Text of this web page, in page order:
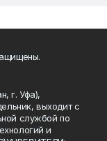
г. Уфа),
выходит с
службой по
и